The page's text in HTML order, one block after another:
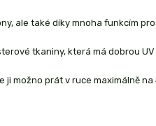
ale také díky mnoha funkcím
tkaniny, která má dobrou
ji možno prát v ruce maximálně na